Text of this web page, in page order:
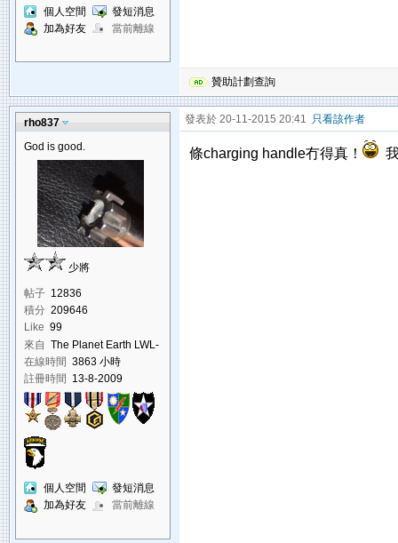
個人空間
發短消息
加為好友
當前離線
贊助計劃查詢
rho837
God is good.
少將
帖子 12836
積分 209646
Like 99
來自 The Planet Earth LWL-
K-793-850
在線時間 3863 小時
註冊時間
13-8-2009
個人空間
發短消息
加為好友
當前離線
發表於 20-11-2015 20:41 只看該作者
條charging handle冇得真！ 我